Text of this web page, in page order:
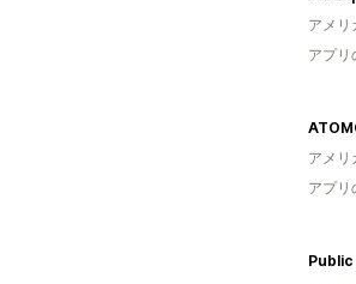
アメリ
アプリ
アメリ
アプリ